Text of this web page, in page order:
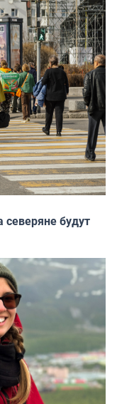
северяне будут